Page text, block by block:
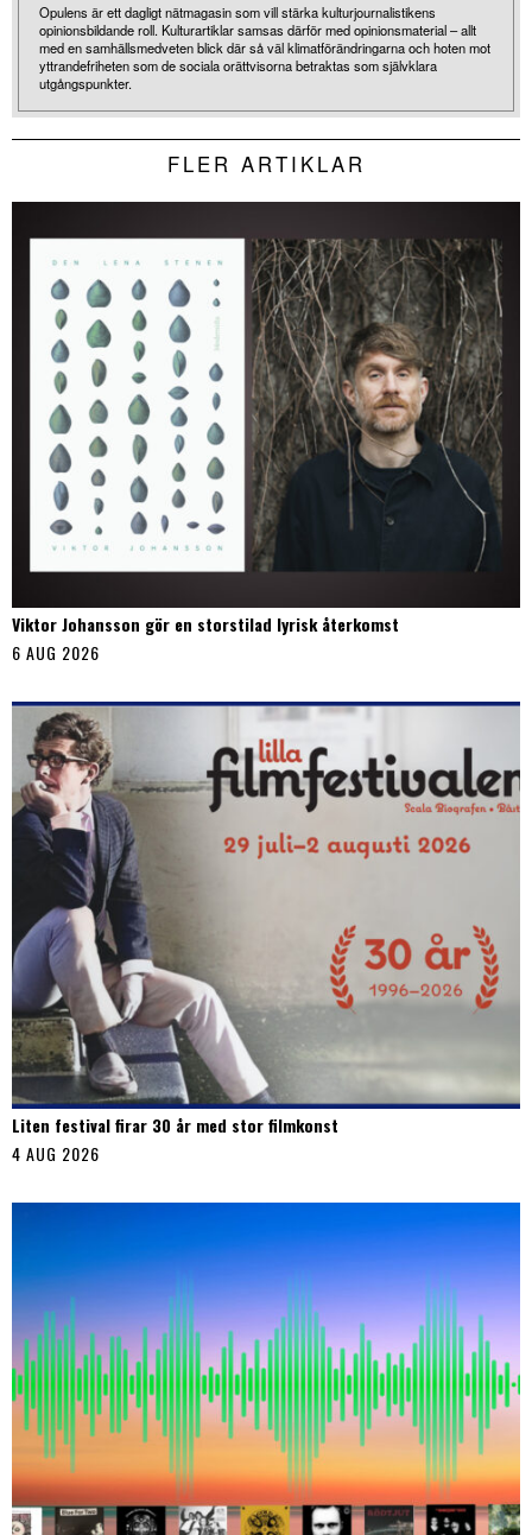
Opulens är ett dagligt nätmagasin som vill stärka kulturjournalistikens
opinionsbildande roll. Kulturartiklar samsas därför med opinionsmaterial – allt
med en samhällsmedveten blick där så väl klimatförändringarna och hoten mot
yttrandefriheten som de sociala orättvisorna betraktas som självklara
utgångspunkter.
FLER ARTIKLAR
Viktor Johansson gör en storstilad lyrisk återkomst
6 AUG 2026
Liten festival firar 30 år med stor filmkonst
4 AUG 2026